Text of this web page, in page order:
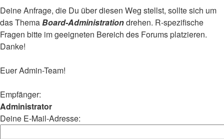
Deine Anfrage, die Du über diesen Weg stellst, sollte sich um
das ThemaBoard-Administrationdrehen. R-spezifische
Fragen bitte im geeigneten Bereich des Forums platzieren.
Danke!
Euer Admin-Team!
Empfänger:
Administrator
Deine E-Mail-Adresse: